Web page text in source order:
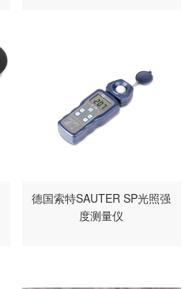
德国索特SAUTER SP光照强
度测量仪